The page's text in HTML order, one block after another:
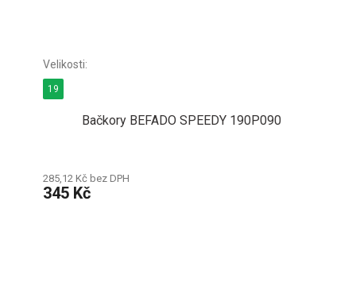
Bačkory BEFADO SPEEDY 190P090
285,12 Kč bez DPH
345 Kč
19